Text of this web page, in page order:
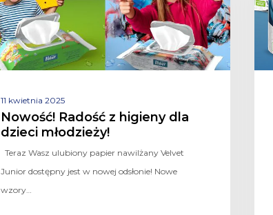
11 kwietnia 2025
Nowość! Radość z higieny dla
dzieci młodzieży!
Teraz Wasz ulubiony papier nawilżany Velvet
Junior dostępny jest w nowej odsłonie! Nowe
wzory…